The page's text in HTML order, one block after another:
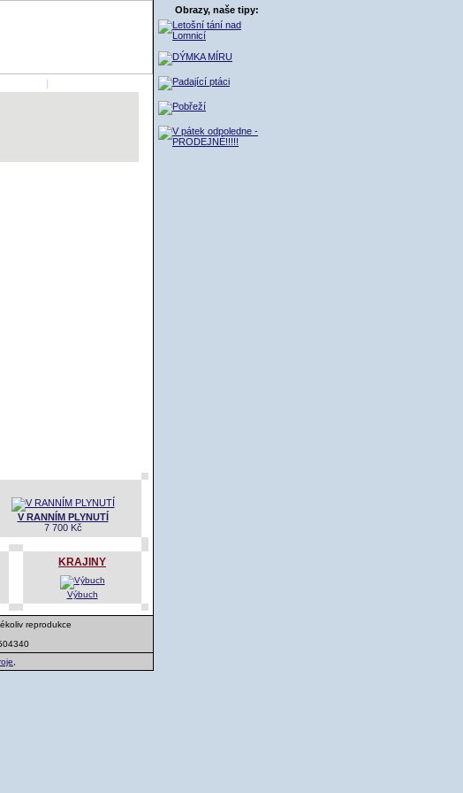
|
V RANNÍM PLYNUTÍ
7 700 Kč
KRAJINY
Výbuch
reprodukce
Obrazy, naše tipy: